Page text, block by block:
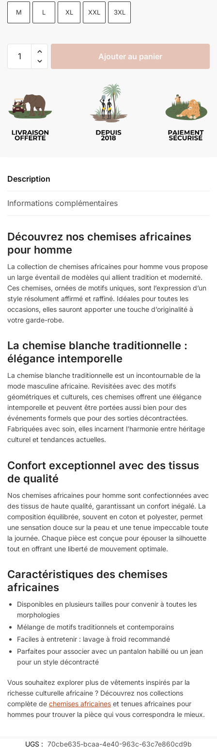
M L XL XXL 3XL
Ajouter au panier
Description
Informations complémentaires
Découvrez nos chemises africaines
pour homme
La collection de chemises africaines pour homme vous propose
un large éventail de modèles qui allient tradition et modernité.
Ces chemises, ornées de motifs uniques, sont l’expression d’un
style résolument affirmé et raffiné. Idéales pour toutes les
occasions, elles sauront apporter une touche d’originalité à
votre garde-robe.
La chemise blanche traditionnelle :
élégance intemporelle
La chemise blanche traditionnelle est un incontournable de la
mode masculine africaine. Revisitées avec des motifs
géométriques et culturels, ces chemises offrent une élégance
intemporelle et peuvent être portées aussi bien pour des
événements formels que pour des sorties décontractées.
Fabriquées avec soin, elles incarnent l’harmonie entre héritage
culturel et tendances actuelles.
Confort exceptionnel avec des tissus
de qualité
Nos chemises africaines pour homme sont confectionnées avec
des tissus de haute qualité, garantissant un confort inégalé. La
composition équilibrée, souvent en coton et polyester, permet
une sensation douce sur la peau et une tenue impeccable toute
la journée. Chaque pièce est conçue pour épouser la silhouette
tout en offrant une liberté de mouvement optimale.
Caractéristiques des chemises
africaines
Disponibles en plusieurs tailles pour convenir à toutes les
morphologies
Mélange de motifs traditionnels et contemporains
Faciles à entretenir : lavage à froid recommandé
Parfaites pour associer avec un pantalon habillé ou un jean
pour un style décontracté
Vous souhaitez explorer plus de vêtements inspirés par la
richesse culturelle africaine ? Découvrez nos collections
complète de chemises africaines et tenues africaines pour
hommes pour trouver la pièce qui vous correspondra le mieux.
UGS : 70cbe635-bcaa-4e40-963c-63c7e860cd9b